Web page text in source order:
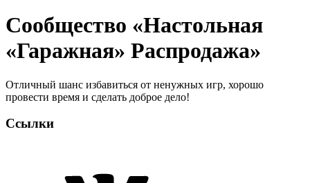
Сообщество «Настольная
«Гаражная» Распродажа»
Отличный шанс избавиться от ненужных игр, хорошо
провести время и сделать доброе дело!
Ссылки